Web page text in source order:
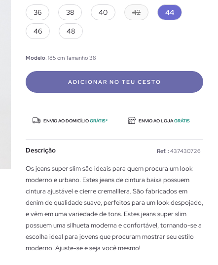
36 38 40 42 44
46 48
Modelo: 185 cm Tamanho 38
ADICIONAR NO TEU CESTO
ENVIO AO DOMICÍLIOGRÁTIS* ENVIO AO LOJAGRÁTIS
Descrição Ref. : 437430726
Os jeans super slim são ideais para quem procura um look
moderno e urbano. Estes jeans de cintura baixa possuem
cintura ajustável e cierre cremalllera. São fabricados em
denim de qualidade suave, perfeitos para um look despojado,
e vêm em uma variedade de tons. Estes jeans super slim
possuem uma silhueta moderna e confortável, tornando-se a
escolha ideal para jovens que procuram mostrar seu estilo
moderno. Ajuste-se e seja você mesmo!